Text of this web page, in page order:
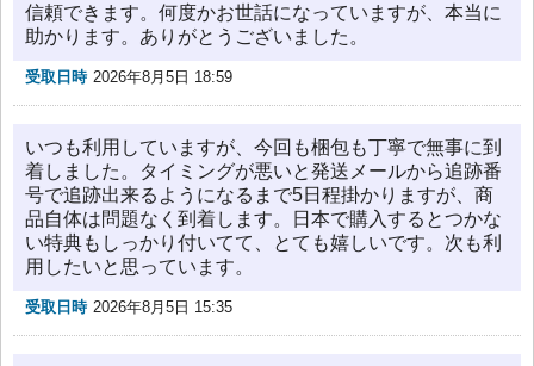
信頼できます。何度かお世話になっていますが、本当に
助かります。ありがとうございました。
受取日時 2026年8月5日 18:59
いつも利用していますが、今回も梱包も丁寧で無事に到
着しました。タイミングが悪いと発送メールから追跡番
号で追跡出来るようになるまで5日程掛かりますが、商
品自体は問題なく到着します。日本で購入するとつかな
い特典もしっかり付いてて、とても嬉しいです。次も利
用したいと思っています。
受取日時 2026年8月5日 15:35